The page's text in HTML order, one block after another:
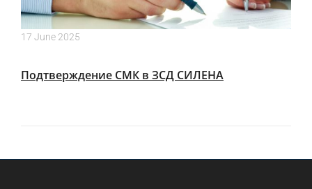
17 June 2025
Подтверждение СМК в ЗСД СИЛЕНА